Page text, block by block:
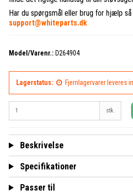
Har du spørgsmål eller brug for hjælp
support@whiteparts.dk
Model/Varenr.: D264904
Lagerstatus: Fjernlagervarer leveres
stk.
Beskrivelse
Specifikationer
Passer til